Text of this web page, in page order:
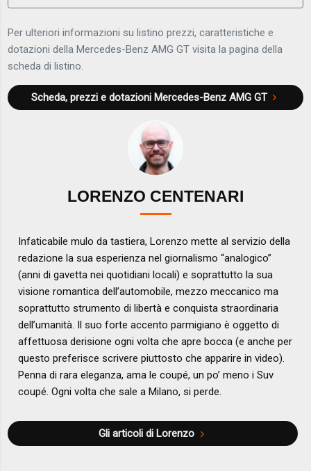
Per ulteriori informazioni su listino prezzi, caratteristiche e
dotazioni della Mercedes-Benz AMG GT visita la pagina della
scheda di listino.
Scheda, prezzi e dotazioni Mercedes-Benz AMG GT
LORENZO CENTENARI
Infaticabile mulo da tastiera, Lorenzo mette al servizio della
redazione la sua esperienza nel giornalismo “analogico”
(anni di gavetta nei quotidiani locali) e soprattutto la sua
visione romantica dell’automobile, mezzo meccanico ma
soprattutto strumento di libertà e conquista straordinaria
dell’umanità. Il suo forte accento parmigiano è oggetto di
affettuosa derisione ogni volta che apre bocca (e anche per
questo preferisce scrivere piuttosto che apparire in video).
Penna di rara eleganza, ama le coupé, un po’ meno i Suv
coupé. Ogni volta che sale a Milano, si perde.
Gli articoli di Lorenzo